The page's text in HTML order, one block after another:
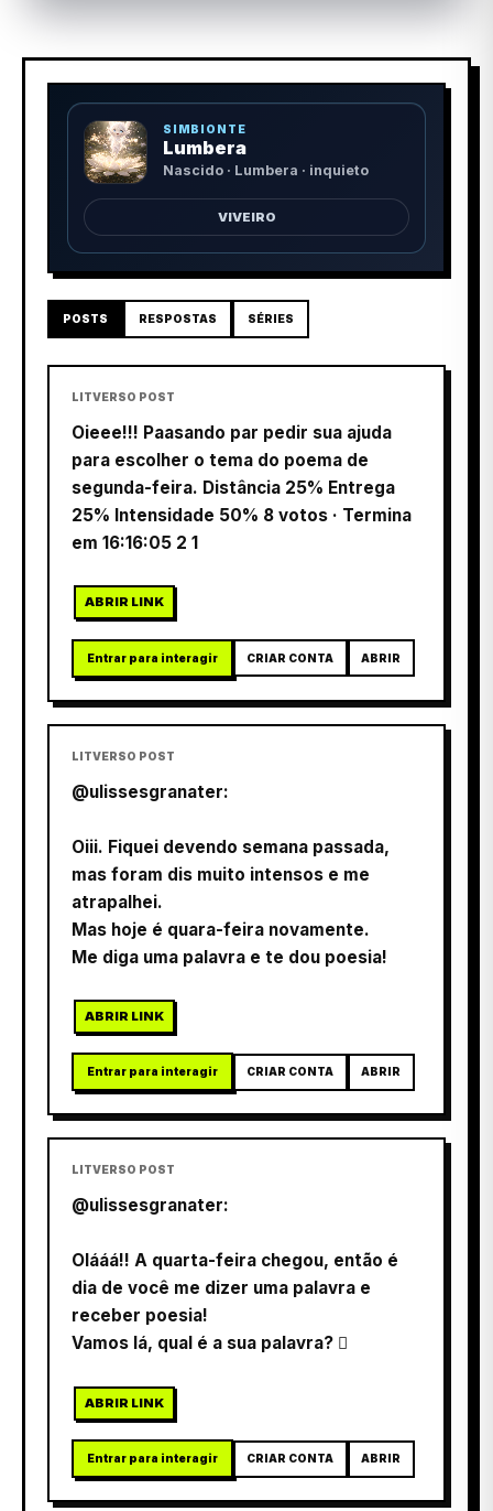
SIMBIONTE
Lumbera
Nascido · Lumbera · inquieto
VIVEIRO
POSTS RESPOSTAS SÉRIES
LITVERSO POST
Oieee!!! Paasando par pedir sua ajuda
para escolher o tema do poema de
segunda-feira. Distância 25% Entrega
25% Intensidade 50% 8 votos · Termina
em 16:16:05 2 1
ABRIR LINK
Entrar para interagir CRIAR CONTA ABRIR
LITVERSO POST
@ulissesgranater:
Oiii. Fiquei devendo semana passada,
mas foram dis muito intensos e me
atrapalhei.
Mas hoje é quara-feira novamente.
Me diga uma palavra e te dou poesia!
ABRIR LINK
Entrar para interagir CRIAR CONTA ABRIR
LITVERSO POST
@ulissesgranater:
Olááá!! A quarta-feira chegou, então é
dia de você me dizer uma palavra e
receber poesia!
Vamos lá, qual é a sua palavra? 
ABRIR LINK
Entrar para interagir CRIAR CONTA ABRIR